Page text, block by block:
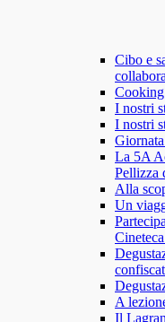
Cibo e
I nostri
I nostri
La 5A
Pellizza
Alla
Un
A
Il